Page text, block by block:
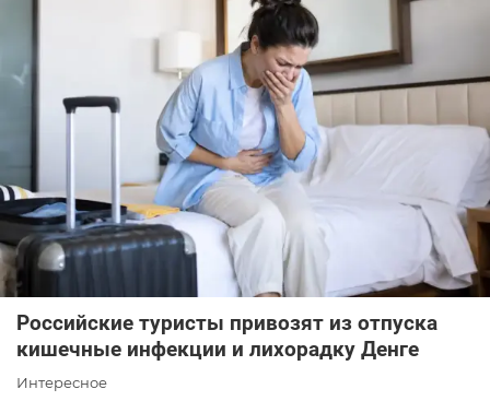
Российские туристы привозят из отпуска
кишечные инфекции и лихорадку Денге
Интересное